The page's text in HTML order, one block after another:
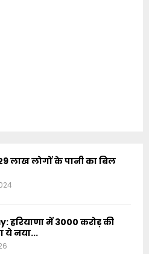
लाख लोगों के पानी का बिल
हरियाणा में 3000 करोड़ की
ये नया...